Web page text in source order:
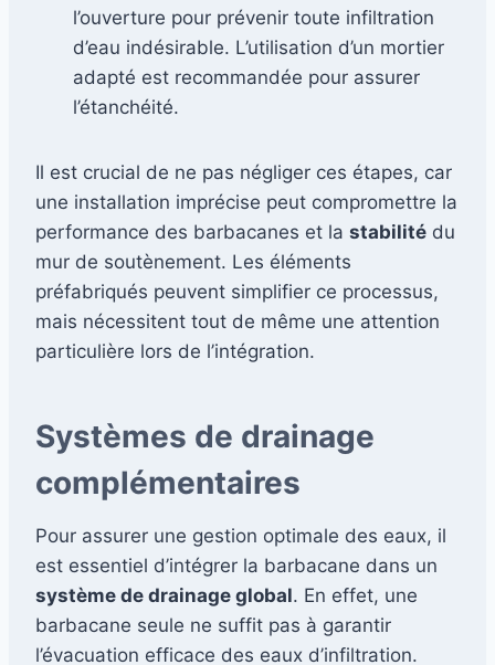
l’ouverture pour prévenir toute infiltration
d’eau indésirable. L’utilisation d’un mortier
adapté est recommandée pour assurer
l’étanchéité.
Il est crucial de ne pas négliger ces étapes, car
une installation imprécise peut compromettre la
performance des barbacanes et la stabilité du
mur de soutènement. Les éléments
préfabriqués peuvent simplifier ce processus,
mais nécessitent tout de même une attention
particulière lors de l’intégration.
Systèmes de drainage
complémentaires
Pour assurer une gestion optimale des eaux, il
est essentiel d’intégrer la barbacane dans un
système de drainage global. En effet, une
barbacane seule ne suffit pas à garantir
l’évacuation efficace des eaux d’infiltration.